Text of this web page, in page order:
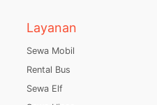
Layanan
Sewa Mobil
Rental Bus
Sewa Elf